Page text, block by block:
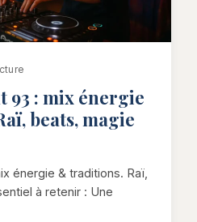
93 : mix énergie
beats, magie
énergie & traditions. Raï,
à retenir : Une